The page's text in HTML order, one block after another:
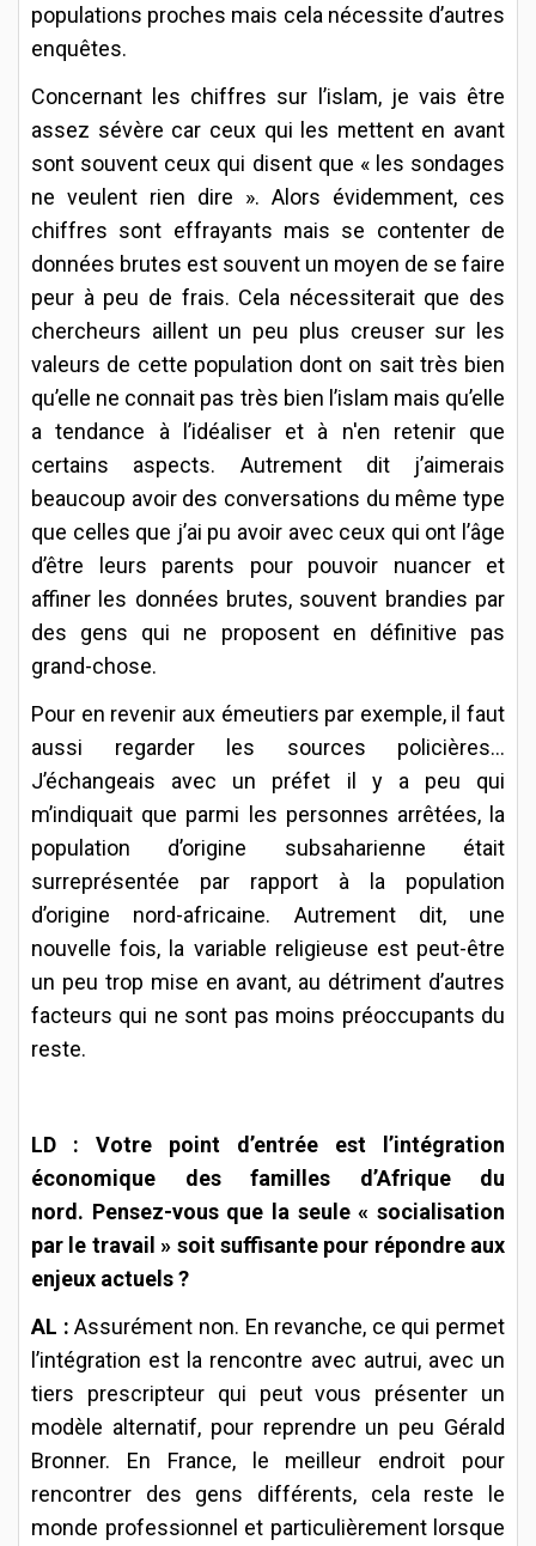
populations proches mais cela nécessite d’autres
enquêtes.
Concernant les chiffres sur l’islam, je vais être
assez sévère car ceux qui les mettent en avant
sont souvent ceux qui disent que « les sondages
ne veulent rien dire ». Alors évidemment, ces
chiffres sont effrayants mais se contenter de
données brutes est souvent un moyen de se faire
peur à peu de frais. Cela nécessiterait que des
chercheurs aillent un peu plus creuser sur les
valeurs de cette population dont on sait très bien
qu’elle ne connait pas très bien l’islam mais qu’elle
a tendance à l’idéaliser et à n'en retenir que
certains aspects. Autrement dit j’aimerais
beaucoup avoir des conversations du même type
que celles que j’ai pu avoir avec ceux qui ont l’âge
d’être leurs parents pour pouvoir nuancer et
affiner les données brutes, souvent brandies par
des gens qui ne proposent en définitive pas
grand-chose.
Pour en revenir aux émeutiers par exemple, il faut
aussi regarder les sources policières…
J’échangeais avec un préfet il y a peu qui
m’indiquait que parmi les personnes arrêtées, la
population d’origine subsaharienne était
surreprésentée par rapport à la population
d’origine nord-africaine. Autrement dit, une
nouvelle fois, la variable religieuse est peut-être
un peu trop mise en avant, au détriment d’autres
facteurs qui ne sont pas moins préoccupants du
reste.
LD : Votre point d’entrée est l’intégration
économique des familles d’Afrique du
nord. Pensez-vous que la seule « socialisation
par le travail » soit suffisante pour répondre aux
enjeux actuels ?
AL :Assurément non. En revanche, ce qui permet
l’intégration est la rencontre avec autrui, avec un
tiers prescripteur qui peut vous présenter un
modèle alternatif, pour reprendre un peu Gérald
Bronner. En France, le meilleur endroit pour
rencontrer des gens différents, cela reste le
monde professionnel et particulièrement lorsque